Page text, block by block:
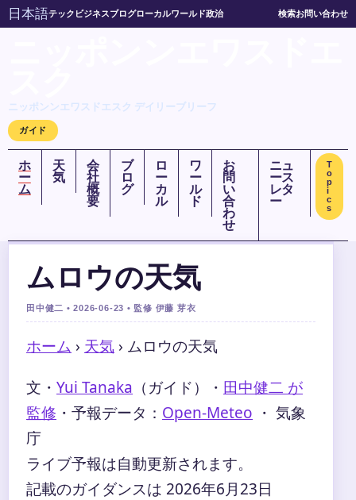
日本語テック ビジネスブログローカルワールド政治 検索お問い合わせ
ニッポンンエワスドエスク デイリーブリーフ
ガイド
ホ
ー
ム
天
気
会
社
概
要
ブ
ロ
グ
ロ
ー
カ
ル
ワ
ー
ル
ド
お
問
い
合
わ
せ
ニュ
ース
レタ
ー
T
o
p
i
c
s
ムロウの天気
田中健二 • 2026-06-23 • 監修 伊藤 芽衣
ホーム › 天気 › ムロウの天気
文・ Yui Tanaka （ガイド） ・ 田中健二 が
監修 ・ 予報データ： Open-Meteo ・ 気象
庁
ライブ予報は自動更新されます。
記載のガイダンスは 2026年6月23日